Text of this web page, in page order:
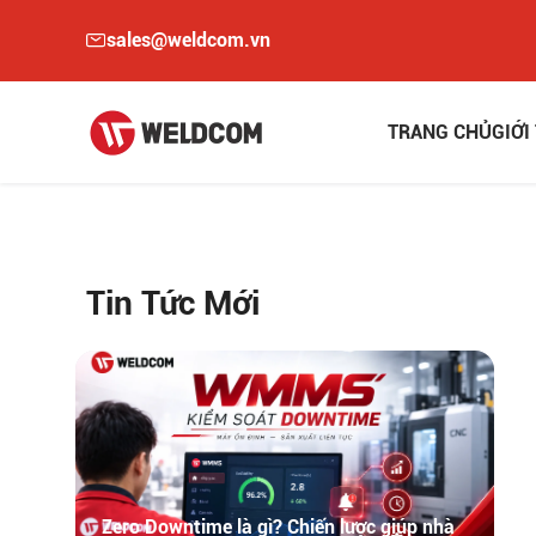
sales@weldcom.vn
TRANG CHỦGIỚI
Tin Tức Mới
Zero Downtime là gì? Chiến lược giúp nhà